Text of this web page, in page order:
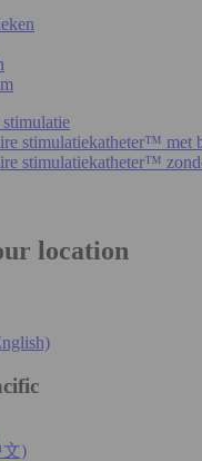
stimulatiekatheter™ met
stimulatiekatheter™
location
文)